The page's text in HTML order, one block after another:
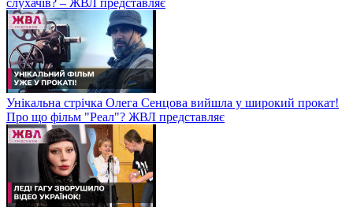
Унікальна стрічка Олега Сенцова вийшла у широкий прокат!
Про що фільм "Реал"? ЖВЛ представляє